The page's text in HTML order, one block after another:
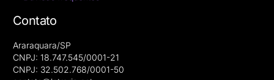
Contato
Araraquara/SP
CNPJ: 18.747.545/0001-21
CNPJ: 32.502.768/0001-50